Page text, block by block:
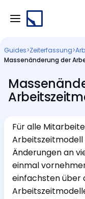
Guides>Zeiterfassung>
Massenänderung der
Für alle
Arbeitszeitmodell
Änderungen an
einmal
einfachsten über